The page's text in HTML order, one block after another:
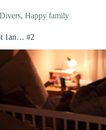
Divers,Happy family
1an… #2